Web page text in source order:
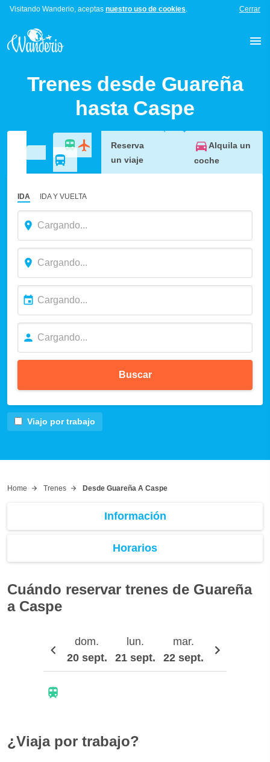
Visitando Wanderio, aceptas nuestro uso de cookies. Cerrar
Trenes desde Guareña
hasta Caspe
Reserva
un viaje
Alquila un
coche
IDA IDA Y VUELTA
Buscar
Viajo por trabajo
Home Trenes Desde Guareña A Caspe
Información
Horarios
Cuándo reservar trenes de Guareña
a Caspe
dom.
20 sept.
lun.
21 sept.
mar.
22 sept.
23 sept.
¿Viaja por trabajo?